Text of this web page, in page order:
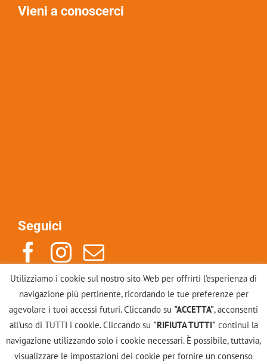
Vieni a conoscerci
Seguici
Indirizzo: Via Po 14, 10123, Torino
Mail: info@scuolacounselinggestalt.it
Tel: +39 011883246
Utilizziamo i cookie sul nostro sito Web per offrirti l'esperienza di
navigazione più pertinente, ricordando le tue preferenze per
agevolare i tuoi accessi futuri. Cliccando su "ACCETTA", acconsenti
all'uso di TUTTI i cookie. Cliccando su "RIFIUTA TUTTI"continui la
navigazione utilizzando solo i cookie necessari. È possibile, tuttavia,
visualizzare le impostazioni dei cookie per fornire un consenso